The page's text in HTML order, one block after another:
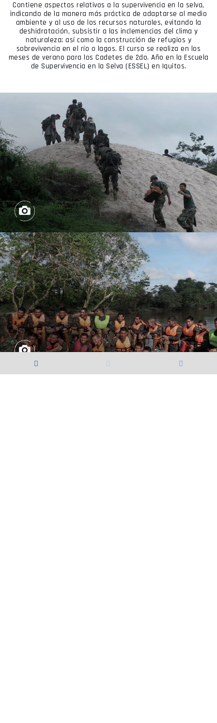
Contiene aspectos relativos a la supervivencia en la selva,
indicando de la manera más práctica de adaptarse al medio
ambiente y al uso de los recursos naturales, evitando la
deshidratación, subsistir a las inclemencias del clima y
naturaleza; así como la construcción de refugios y
sobrevivencia en el río o lagos. El curso se realiza en los
meses de verano para los Cadetes de 2do. Año en la Escuela
de Supervivencia en la Selva (ESSEL) en Iquitos.